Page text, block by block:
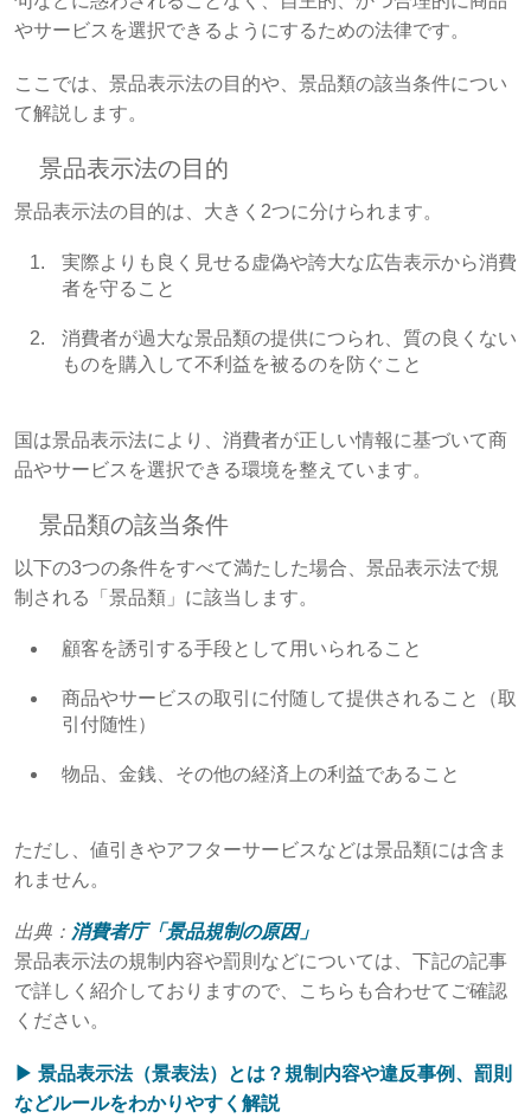
やサービスを選択できるようにするための法律です。
ここでは、景品表示法の目的や、景品類の該当条件につい
て解説します。
景品表示法の目的
景品表示法の目的は、大きく2つに分けられます。
実際よりも良く見せる虚偽や誇大な広告表示から消費
者を守ること
消費者が過大な景品類の提供につられ、質の良くない
ものを購入して不利益を被るのを防ぐこと
国は景品表示法により、消費者が正しい情報に基づいて商
品やサービスを選択できる環境を整えています。
景品類の該当条件
以下の3つの条件をすべて満たした場合、景品表示法で規
制される「景品類」に該当します。
顧客を誘引する手段として用いられること
商品やサービスの取引に付随して提供されること（取
引付随性）
物品、金銭、その他の経済上の利益であること
ただし、値引きやアフターサービスなどは景品類には含ま
れません。
出典： 消費者庁「景品規制の原因」
景品表示法の規制内容や罰則などについては、下記の記事
で詳しく紹介しておりますので、こちらも合わせてご確認
ください。
▶︎ 景品表示法（景表法）とは？規制内容や違反事例、罰則
などルールをわかりやすく解説